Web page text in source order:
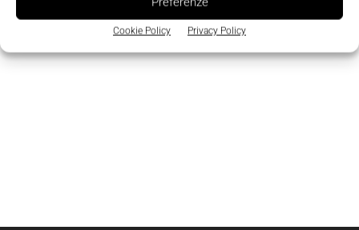
Cookie Policy Privacy Policy